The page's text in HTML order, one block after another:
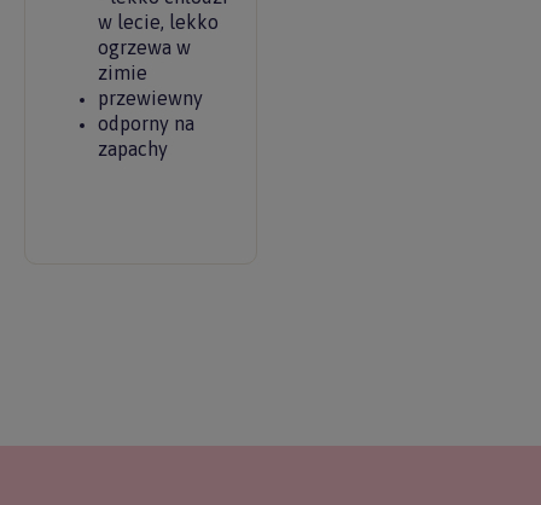
w lecie, lekko
ogrzewa w
zimie
przewiewny
odporny na
zapachy